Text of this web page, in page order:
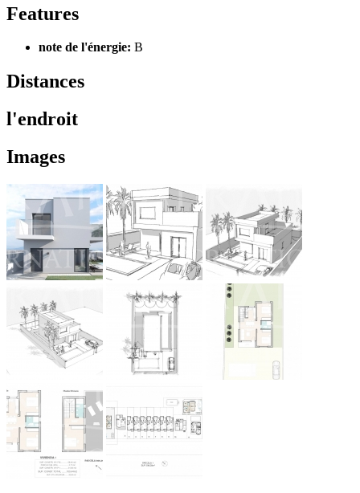
Features
note de l'énergie: B
Distances
l'endroit
Images